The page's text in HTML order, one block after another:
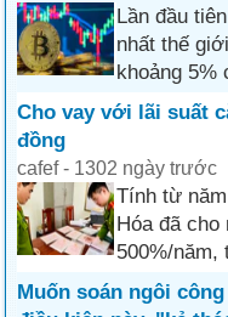
Lần đầu
nhất thế
khoảng 5%
Cho vay với lãi suất
đồng
cafef - 1302 ngày trước
Tính từ
Hóa đã
500%/năm,
Muốn soán ngôi